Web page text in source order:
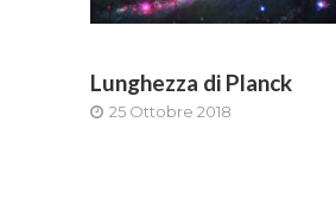
Lunghezza di Planck
25 Ottobre 2018